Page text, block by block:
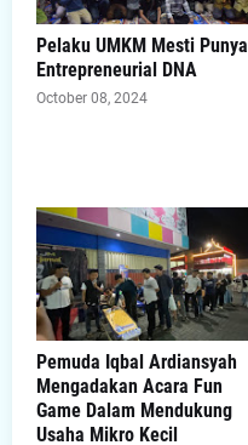
Pelaku UMKM Mesti Punya
Entrepreneurial DNA
October 08, 2024
Pemuda Iqbal Ardiansyah
Mengadakan Acara Fun
Game Dalam Mendukung
Usaha Mikro Kecil